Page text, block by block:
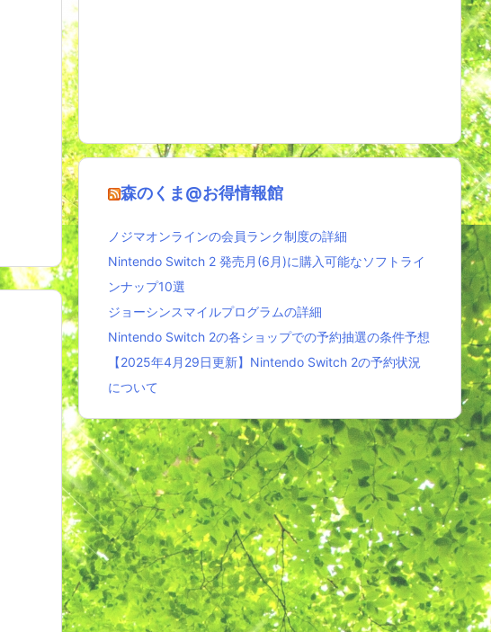
森のくま@お得情報館
ノジマオンラインの会員ランク制度の詳細
Nintendo Switch 2 発売月(6月)に購入可能なソフトライ
ンナップ10選
ジョーシンスマイルプログラムの詳細
Nintendo Switch 2の各ショップでの予約抽選の条件予想
【2025年4月29日更新】Nintendo Switch 2の予約状況
について